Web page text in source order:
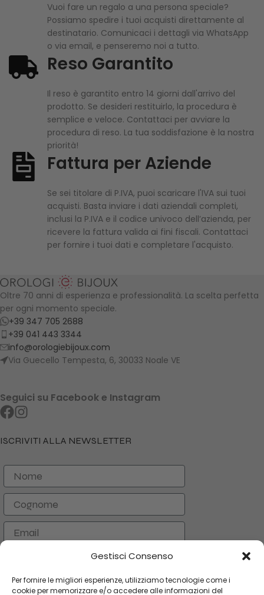
Gestisci Consenso
Per fornire le migliori esperienze, utilizziamo tecnologie come i
cookie per memorizzare e/o accedere alle informazioni del
Vuoi fare un regalo a una persona speciale?
Possiamo spedire i tuoi acquisti direttamente al
destinatario. Comunicaci i dettagli via WhatsApp
o via email, e penseremo noi a tutto.
Reso Garantito
Il reso è garantito entro 14 giorni dall'arrivo del
prodotto. Se desideri restituirlo, la procedura è
semplice e veloce. Contattaci per avviare la
procedura di reso. La tua soddisfazione è la nostra
priorità!
Fattura per Aziende
Se sei titolare di P.IVA, puoi scaricare l'IVA sui tuoi
acquisti. Basta inviare i dati aziendali completi,
inclusi la P.IVA e il codice univoco dell’azienda, per
ricevere la fattura valida ai fini fiscali. Contattaci
per fornire i tuoi dati e completare l'acquisto.
Oltre 70 anni di esperienza e professionalità. La scelta perfetta
per ogni momento speciale.
+39 347 705 2688
+39 041 443 3344
info@orologiebijoux.com
Via Guecello Tempesta, 6, 30033 Noale VE
Seguici su Facebook e Instagram
ISCRIVITI ALLA NEWSLETTER
Nome
Cognome
Email
ISCRIVITI